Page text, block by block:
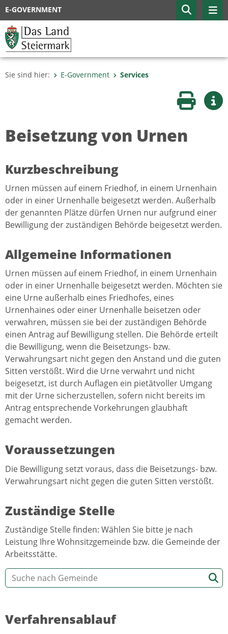
E-GOVERNMENT
Sie sind hier: E-Government Services
Seite
Beisetzung von Urnen
Kurzbeschreibung
Urnen müssen auf einem Friedhof, in einem Urnenhain
oder in einer Urnenhalle beigesetzt werden. Außerhalb
der genannten Plätze dürfen Urnen nur aufgrund einer
Bewilligung der zuständigen Behörde beigesetzt werden.
Allgemeine Informationen
Urnen müssen auf einem Friedhof, in einem Urnenhain
oder in einer Urnenhalle beigesetzt werden. Möchten sie
eine Urne außerhalb eines Friedhofes, eines
Urnenhaines oder einer Urnenhalle beisetzen oder
verwahren, müssen sie bei der zuständigen Behörde
einen Antrag auf Bewilligung stellen. Die Behörde erteilt
die Bewilligung, wenn die Beisetzungs- bzw.
Verwahrungsart nicht gegen den Anstand und die guten
Sitten verstößt. Wird die Urne verwahrt und nicht
beigesetzt, ist durch Auflagen ein pietätvoller Umgang
mit der Urne sicherzustellen, sofern nicht bereits im
Antrag entsprechende Vorkehrungen glaubhaft
gemacht werden.
Voraussetzungen
Die Bewilligung setzt voraus, dass die Beisetzungs- bzw.
Verwahrungsart nicht gegen die guten Sitten verstößt.
Zuständige Stelle
Zuständige Stelle finden: Wählen Sie bitte je nach
Leistung Ihre Wohnsitzgemeinde bzw. die Gemeinde der
Arbeitsstätte.
Verfahrensablauf